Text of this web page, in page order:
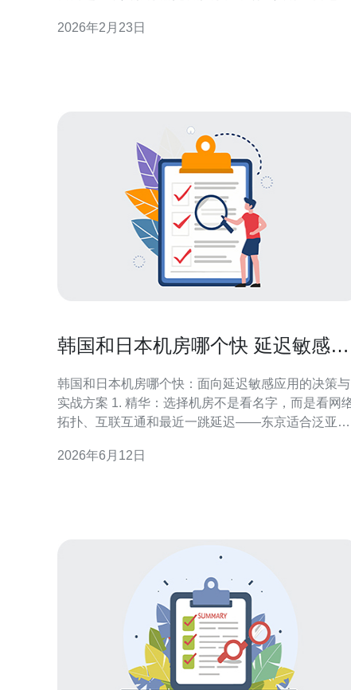
现状，包括市场趋势、服务配置、真实案例及相关技
2026年2月23日
韩国和日本机房哪个快 延迟敏感应
韩国和日本机房哪个快：面向延迟敏感应用的决策与
实战方案 1. 精华：选择机房不是看名字，而是看网络
拓扑、互联互通和最近一跳延迟——东京适合泛亚及
迟敏感应用（游戏、实时语音/视频、HFT级别金融）
2026年6月12日